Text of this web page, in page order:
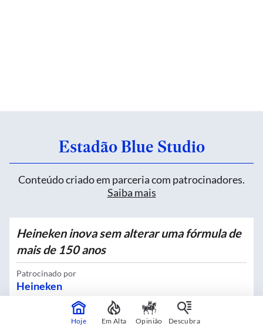
Estadão Blue Studio
Conteúdo criado em parceria com patrocinadores.
Saiba mais
Heineken inova sem alterar uma fórmula de
mais de 150 anos
Patrocinado por
Heineken
Hoje Em Alta Opinião Descubra